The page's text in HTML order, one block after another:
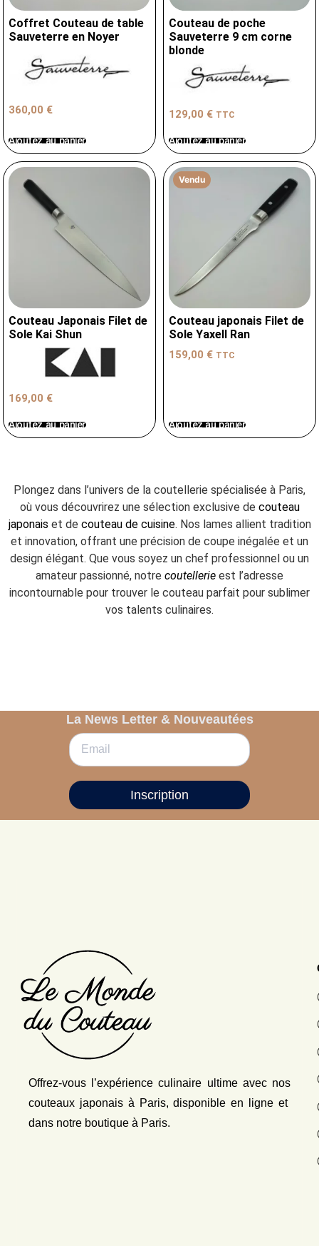
Coffret Couteau de table
Sauveterre en Noyer
360,00 €
Ajoutez au panier
Couteau de poche
Sauveterre 9 cm corne
blonde
129,00 € TTC
Ajoutez au panier
Couteau Japonais Filet de
Sole Kai Shun
169,00 €
Ajoutez au panier
Vendu
Couteau japonais Filet de
Sole Yaxell Ran
159,00 € TTC
Ajoutez au panier
Plongez dans l’univers de la coutellerie spécialisée à Paris,
où vous découvrirez une sélection exclusive de couteau
japonais et de couteau de cuisine. Nos lames allient tradition
et innovation, offrant une précision de coupe inégalée et un
design élégant. Que vous soyez un chef professionnel ou un
amateur passionné, notre coutellerie est l’adresse
incontournable pour trouver le couteau parfait pour sublimer
vos talents culinaires.
La News Letter & Nouveautées
Inscription
Offrez-vous l’expérience culinaire ultime avec nos
couteaux japonais à Paris, disponible en ligne et
dans notre boutique à Paris.